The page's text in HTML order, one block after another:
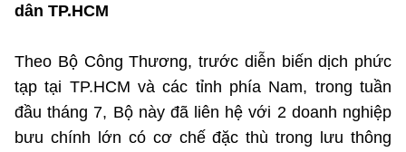
Chữ ký số
Giải pháp
Điều khoản sử dụng
Sơ đồ trang
Liên kết
dân TP.HCM
Theo Bộ Công Thương, trước diễn biến dịch phức
tạp tại TP.HCM và các tỉnh phía Nam, trong tuần
đầu tháng 7, Bộ này đã liên hệ với 2 doanh nghiệp
bưu chính lớn có cơ chế đặc thù trong lưu thông